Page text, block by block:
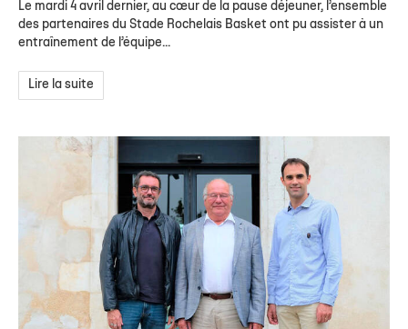
Le mardi 4 avril dernier, au cœur de la pause déjeuner, l’ensemble
des partenaires du Stade Rochelais Basket ont pu assister à un
entraînement de l’équipe...
Lire la suite